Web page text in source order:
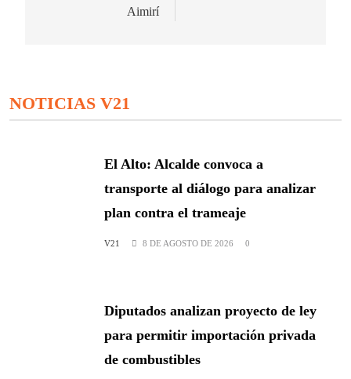
Aimirí
NOTICIAS V21
El Alto: Alcalde convoca a
transporte al diálogo para analizar
plan contra el trameaje
V21 8 DE AGOSTO DE 2026 0
Diputados analizan proyecto de ley
para permitir importación privada
de combustibles